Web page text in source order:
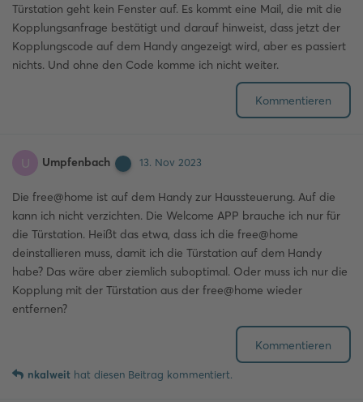
Türstation geht kein Fenster auf. Es kommt eine Mail, die mit die
Kopplungsanfrage bestätigt und darauf hinweist, dass jetzt der
Kopplungscode auf dem Handy angezeigt wird, aber es passiert
nichts. Und ohne den Code komme ich nicht weiter.
Kommentieren
U Umpfenbach 13. Nov 2023
Die free@home ist auf dem Handy zur Haussteuerung. Auf die
kann ich nicht verzichten. Die Welcome APP brauche ich nur für
die Türstation. Heißt das etwa, dass ich die free@home
deinstallieren muss, damit ich die Türstation auf dem Handy
habe? Das wäre aber ziemlich suboptimal. Oder muss ich nur die
Kopplung mit der Türstation aus der free@home wieder
entfernen?
Kommentieren
nkalweit hat diesen Beitrag kommentiert.